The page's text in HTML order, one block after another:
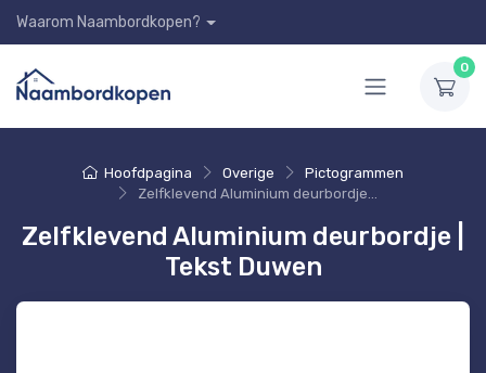
Waarom Naambordkopen?
0
Hoofdpagina Overige
Pictogrammen
Zelfklevend Aluminium deurbordje | Tekst Duwen
Zelfklevend Aluminium deurbordje |
Tekst Duwen